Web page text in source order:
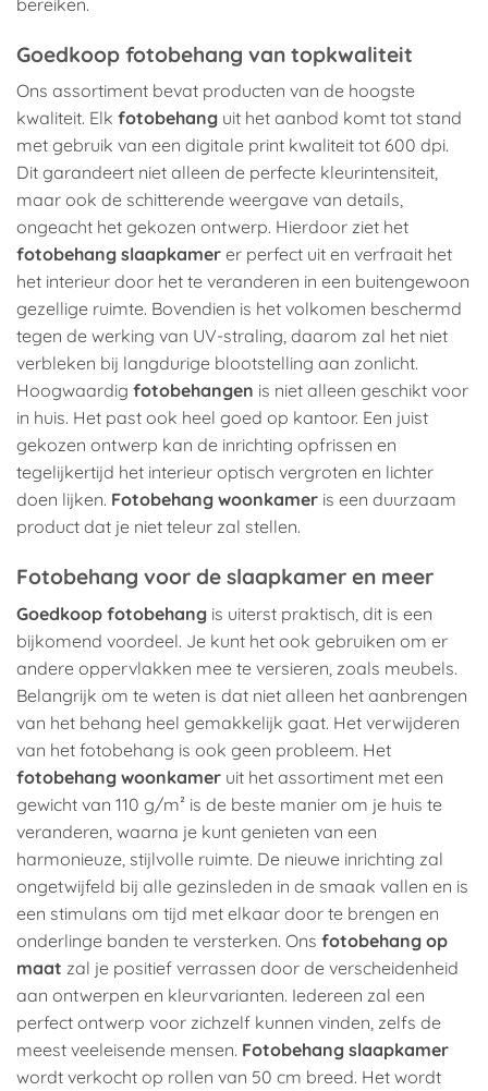
Goedkoop fotobehang van topkwaliteit
Ons assortiment bevat producten van de hoogste
kwaliteit. Elk fotobehang uit het aanbod komt tot stand
met gebruik van een digitale print kwaliteit tot 600 dpi.
Dit garandeert niet alleen de perfecte kleurintensiteit,
maar ook de schitterende weergave van details,
ongeacht het gekozen ontwerp. Hierdoor ziet het
fotobehang slaapkamer er perfect uit en verfraait het
het interieur door het te veranderen in een buitengewoon
gezellige ruimte. Bovendien is het volkomen beschermd
tegen de werking van UV-straling, daarom zal het niet
verbleken bij langdurige blootstelling aan zonlicht.
Hoogwaardig fotobehangen is niet alleen geschikt voor
in huis. Het past ook heel goed op kantoor. Een juist
gekozen ontwerp kan de inrichting opfrissen en
tegelijkertijd het interieur optisch vergroten en lichter
doen lijken. Fotobehang woonkamer is een duurzaam
product dat je niet teleur zal stellen.
Fotobehang voor de slaapkamer en meer
Goedkoop fotobehang is uiterst praktisch, dit is een
bijkomend voordeel. Je kunt het ook gebruiken om er
andere oppervlakken mee te versieren, zoals meubels.
Belangrijk om te weten is dat niet alleen het aanbrengen
van het behang heel gemakkelijk gaat. Het verwijderen
van het fotobehang is ook geen probleem. Het
fotobehang woonkamer uit het assortiment met een
gewicht van 110 g/m² is de beste manier om je huis te
veranderen, waarna je kunt genieten van een
harmonieuze, stijlvolle ruimte. De nieuwe inrichting zal
ongetwijfeld bij alle gezinsleden in de smaak vallen en is
een stimulans om tijd met elkaar door te brengen en
onderlinge banden te versterken. Ons fotobehang op
maat zal je positief verrassen door de verscheidenheid
aan ontwerpen en kleurvarianten. Iedereen zal een
perfect ontwerp voor zichzelf kunnen vinden, zelfs de
meest veeleisende mensen. Fotobehang slaapkamer
wordt verkocht op rollen van 50 cm breed. Het wordt